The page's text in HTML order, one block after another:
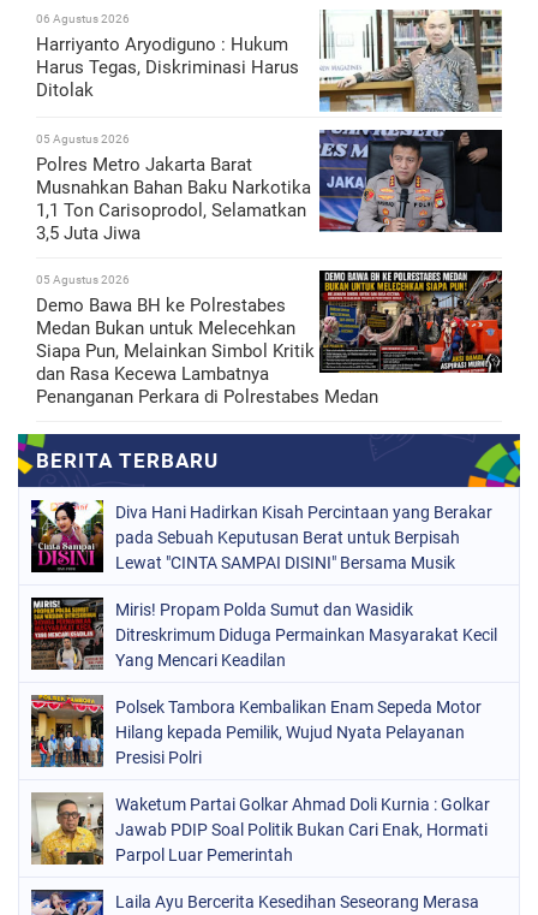
06 Agustus 2026
Harriyanto Aryodiguno : Hukum
Harus Tegas, Diskriminasi Harus
Ditolak
05 Agustus 2026
Polres Metro Jakarta Barat
Musnahkan Bahan Baku Narkotika
1,1 Ton Carisoprodol, Selamatkan
3,5 Juta Jiwa
05 Agustus 2026
Demo Bawa BH ke Polrestabes
Medan Bukan untuk Melecehkan
Siapa Pun, Melainkan Simbol Kritik
dan Rasa Kecewa Lambatnya
Penanganan Perkara di Polrestabes Medan
Diva Hani Hadirkan Kisah Percintaan yang Berakar
pada Sebuah Keputusan Berat untuk Berpisah
Lewat "CINTA SAMPAI DISINI" Bersama Musik
Miris! Propam Polda Sumut dan Wasidik
Ditreskrimum Diduga Permainkan Masyarakat Kecil
Yang Mencari Keadilan
Polsek Tambora Kembalikan Enam Sepeda Motor
Hilang kepada Pemilik, Wujud Nyata Pelayanan
Presisi Polri
Waketum Partai Golkar Ahmad Doli Kurnia : Golkar
Jawab PDIP Soal Politik Bukan Cari Enak, Hormati
Parpol Luar Pemerintah
Laila Ayu Bercerita Kesedihan Seseorang Merasa